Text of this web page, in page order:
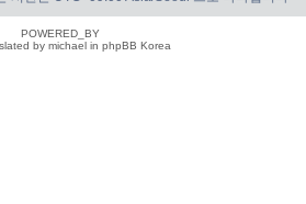
POWERED_BY
by michael in phpBB Korea